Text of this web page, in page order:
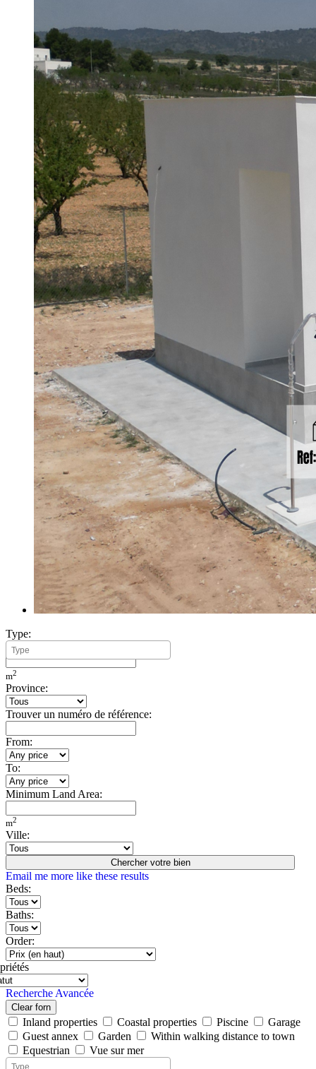
Type:
Minimum Build Area:
m2
Province:
Trouver un numéro de référence:
From:
To:
Minimum Land Area:
m2
Ville:
Chercher votre bien
Email me more like these results
Beds:
Baths:
Order:
Recherche Avancée
Clear forn
Inland properties Coastal properties Piscine
Garage
Guest annex
Garden
Within walking distance to town
Equestrian
Vue sur mer